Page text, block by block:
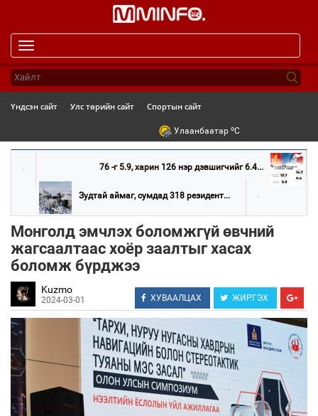
navigation
Үндсэн сайт Улс төрийн сайт Спортын сайт
Улаанбаатар oC
76 -г 5.9, харин 126 нэр дэвшигчийг 6.4...
Зудтай аймаг, сумдад 318 резидент...
Монголд эмчлэх боломжгүй өвчний
жагсаалтаас хоёр заалтыг хасах
боломж бүрджээ
Kuzmo
2024-03-01 ХУВААЛЦАХ ЖИРГЭХ